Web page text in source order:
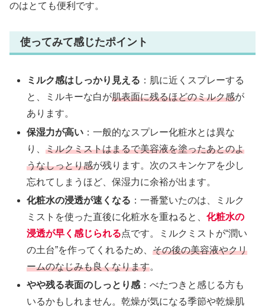
のはとても便利です。
使ってみて感じたポイント
ミルク感はしっかり見える ：肌に近くスプレーする
と、ミルキーな白が肌表面に残るほどのミルク感が
あります。
保湿力が高い ：一般的なスプレー化粧水とは異な
り、ミルクミストはまるで美容液を塗ったあとのよ
うなしっとり感が残ります。次のスキンケアを少し
忘れてしまうほど、保湿力に余裕が出ます。
化粧水の浸透が速くなる ：一番驚いたのは、ミルク
ミストを使った直後に化粧水を重ねると、化粧水の
浸透が早く感じられる点です。ミルクミストが“潤い
の土台”を作ってくれるため、その後の美容液やクリ
ームのなじみも良くなります。
やや残る表面のしっとり感 ：べたつきと感じる方も
いるかもしれません。乾燥が気になる季節や乾燥肌